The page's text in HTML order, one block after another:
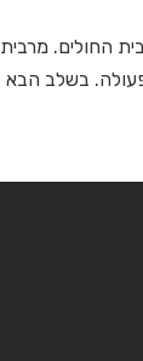
החולים. מרבית
בשלב הבא